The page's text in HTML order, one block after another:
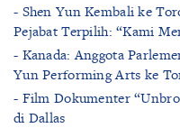
- Shen Yun Kembali ke
Pejabat Terpilih: “Kami
- Kanada: Anggota
Yun Performing Arts ke
- Film Dokumenter
di Dallas